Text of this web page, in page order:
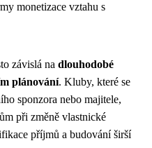
monetizace vztahu s
závislá na dlouhodobé
plánování. Kluby, které se
sponzora nebo majitele,
při změně vlastnické
příjmů a budování širší